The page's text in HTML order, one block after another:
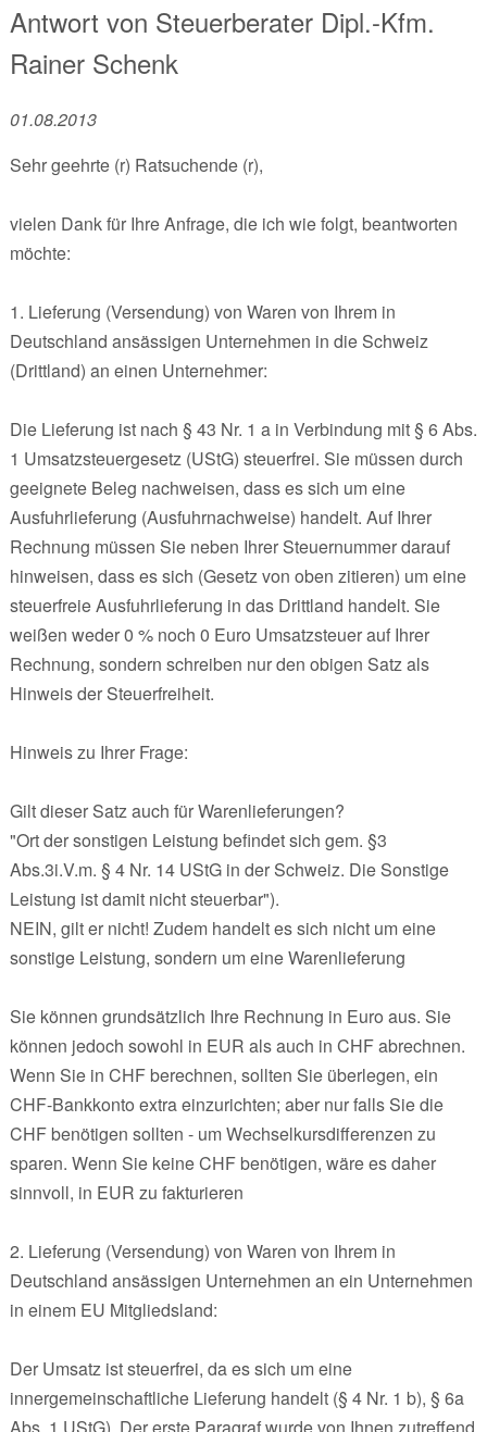
Antwort von Steuerberater Dipl.-Kfm.
Rainer Schenk
01.08.2013
Sehr geehrte (r) Ratsuchende (r),
vielen Dank für Ihre Anfrage, die ich wie folgt, beantworten
möchte:
1. Lieferung (Versendung) von Waren von Ihrem in
Deutschland ansässigen Unternehmen in die Schweiz
(Drittland) an einen Unternehmer:
Die Lieferung ist nach § 43 Nr. 1 a in Verbindung mit § 6 Abs.
1 Umsatzsteuergesetz (UStG) steuerfrei. Sie müssen durch
geeignete Beleg nachweisen, dass es sich um eine
Ausfuhrlieferung (Ausfuhrnachweise) handelt. Auf Ihrer
Rechnung müssen Sie neben Ihrer Steuernummer darauf
hinweisen, dass es sich (Gesetz von oben zitieren) um eine
steuerfreie Ausfuhrlieferung in das Drittland handelt. Sie
weißen weder 0 % noch 0 Euro Umsatzsteuer auf Ihrer
Rechnung, sondern schreiben nur den obigen Satz als
Hinweis der Steuerfreiheit.
Hinweis zu Ihrer Frage:
Gilt dieser Satz auch für Warenlieferungen?
"Ort der sonstigen Leistung befindet sich gem. §3
Abs.3i.V.m. § 4 Nr. 14 UStG in der Schweiz. Die Sonstige
Leistung ist damit nicht steuerbar").
NEIN, gilt er nicht! Zudem handelt es sich nicht um eine
sonstige Leistung, sondern um eine Warenlieferung
Sie können grundsätzlich Ihre Rechnung in Euro aus. Sie
können jedoch sowohl in EUR als auch in CHF abrechnen.
Wenn Sie in CHF berechnen, sollten Sie überlegen, ein
CHF-Bankkonto extra einzurichten; aber nur falls Sie die
CHF benötigen sollten - um Wechselkursdifferenzen zu
sparen. Wenn Sie keine CHF benötigen, wäre es daher
sinnvoll, in EUR zu fakturieren
2. Lieferung (Versendung) von Waren von Ihrem in
Deutschland ansässigen Unternehmen an ein Unternehmen
in einem EU Mitgliedsland:
Der Umsatz ist steuerfrei, da es sich um eine
innergemeinschaftliche Lieferung handelt (§ 4 Nr. 1 b), § 6a
Abs. 1 UStG). Der erste Paragraf wurde von Ihnen zutreffend